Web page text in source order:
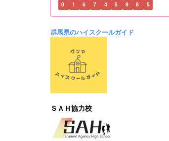
0 1 6 7 4 5 9 8 5
群馬県のハイスクールガイド
ＳＡＨ協力校